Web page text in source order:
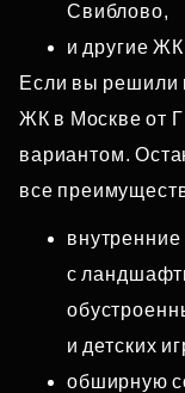
Свиблово,
и другие
Если вы решили
ЖК в Москве от
вариантом.
все
с
и детских
обширную